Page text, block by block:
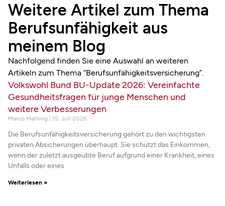
Weitere Artikel zum Thema
Berufsunfähigkeit aus
meinem Blog
Nachfolgend finden Sie eine Auswahl an weiteren
Artikeln zum Thema “Berufsunfähigkeitsversicherung”.
Volkswohl Bund BU-Update 2026: Vereinfachte
Gesundheitsfragen für junge Menschen und
weitere Verbesserungen
Marco Mahling 15. Juli 2026
Die Berufsunfähigkeitsversicherung gehört zu den wichtigsten
privaten Absicherungen überhaupt. Sie schützt das Einkommen,
wenn der zuletzt ausgeübte Beruf aufgrund einer Krankheit, eines
Unfalls oder eines
Weiterlesen »